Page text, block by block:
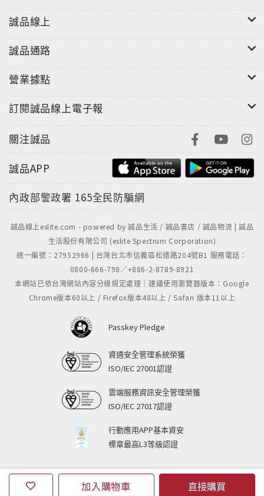
加入購物車 直接購買
誠品線上
誠品通路
營業據點
訂閱誠品線上電子報
關注誠品
誠品APP
內政部警政署 165全民防騙網
誠品線上eslite.com - powered by 誠品生活 / 誠品書店 / 誠品物流 | 誠品
生活股份有限公司 (eslite Spectrum Corporation)
統一編號：27952966 | 台灣台北市信義區松德路204號B1 服務電話：
0800-666-798／+886-2-8789-8921
本網站已依台灣網站內容分級規定處理｜建議使用瀏覽器版本：Google
Chrome版本60以上 / Firefox版本48以上 / Safari 版本11以上
Passkey Pledge
資通安全管理系統榮獲
ISO/IEC 27001認證
雲端服務資訊安全管理榮獲
ISO/IEC 27017認證
行動應用APP基本資安
標章最高L3等級認證